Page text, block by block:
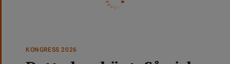
KONGRESS 2026